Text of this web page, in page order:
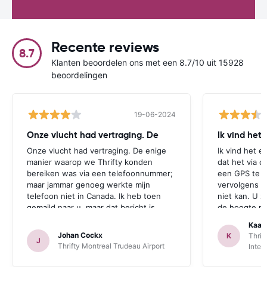
8.7 Recente reviews
Klanten beoordelen ons met een 8.7/10 uit 15928
beoordelingen
19-06-2024
Onze vlucht had vertraging. De
Onze vlucht had vertraging. De enige
manier waarop we Thrifty konden
bereiken was via een telefoonnummer;
maar jammar genoeg werkte mijn
telefoon niet in Canada. Ik heb toen
gemaild naar u, maar dat bericht is
Deze opmerking geldt zowel voor
Thrifte als voor u: het zou fijn zijn om
op een andere manier contact te
J
Johan Cockx
Thrifty Montreal Trudeau Airport
Ik vind het
Ik vind het
dat het via
een GPS te
vervolgens
niet kan. U
de hoogte
een GPS bij
is. Dan
K
Kaat